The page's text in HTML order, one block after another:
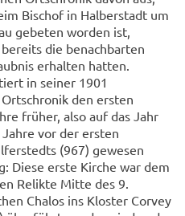
Bischof in Halberstadt um
gebeten worden ist,
die benachbarten
erhalten hatten.
in seiner 1901
den ersten
früher, also auf das Jahr
vor der ersten
(967) gewesen
Diese erste Kirche war dem
Relikte Mitte des 9.
Chalos ins Kloster Corvey